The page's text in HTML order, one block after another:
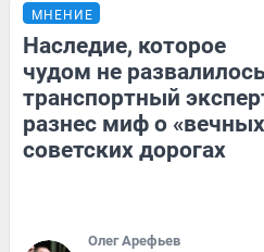
МНЕНИЕ
Наследие, которое
чудом не
транспортный
разнес миф о
советских дорогах
Олег Арефьев